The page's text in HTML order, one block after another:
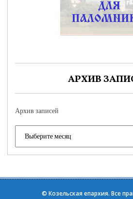
АРХИВ
Архив записей
© Козельская епархия. Все